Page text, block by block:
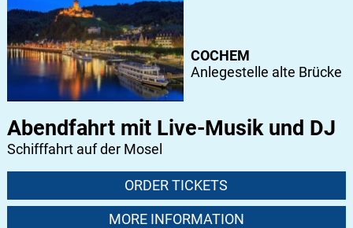
Abendfahrt mit Live-Musik und DJ
Schifffahrt auf der Mosel
ORDER TICKETS
MORE INFORMATION
COCHEM
Anlegestelle alte Brücke